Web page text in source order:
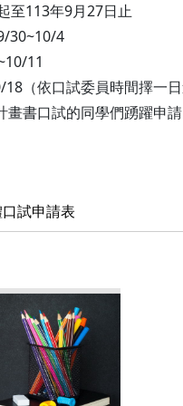
至113年9月27日止
30~10/4
11
（依口試委員時間擇一日
畫書口試的同學們踴躍申請
試申請表